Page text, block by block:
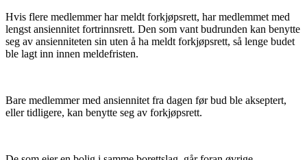
Hvis flere medlemmer har meldt forkjøpsrett, har medlemmet med
lengst ansiennitet fortrinnsrett. Den som vant budrunden kan benytte
seg av ansienniteten sin uten å ha meldt forkjøpsrett, så lenge budet
ble lagt inn innen meldefristen.
Bare medlemmer med ansiennitet fra dagen før bud ble akseptert,
eller tidligere, kan benytte seg av forkjøpsrett.